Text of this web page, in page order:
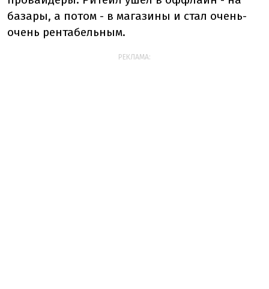
базары, а потом - в магазины и стал очень-
очень рентабельным.
РЕКЛАМА: